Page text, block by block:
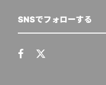
SNSでフォローする